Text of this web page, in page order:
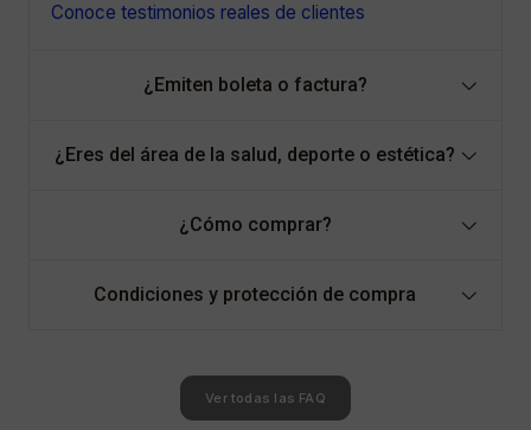
Conoce testimonios reales de clientes
¿Emiten boleta o factura?
¿Eres del área de la salud, deporte o estética?
¿Cómo comprar?
Condiciones y protección de compra
Ver todas las FAQ